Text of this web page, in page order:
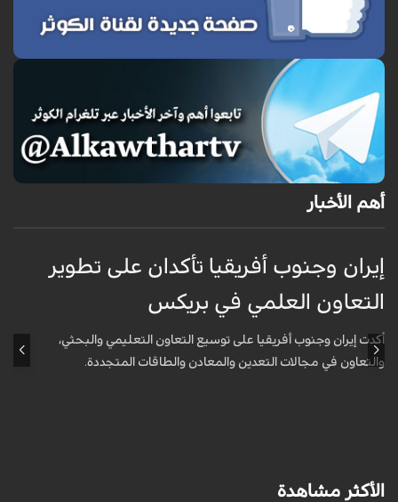
أهم الأخبار
إيران وجنوب أفريقيا تأكدان على تطوير
التعاون العلمي في بريكس
أكدت إيران وجنوب أفريقيا على توسيع التعاون التعليمي والبحثي،
والتعاون في مجالات التعدين والمعادن والطاقات المتجددة.
الأكثر مشاهدة